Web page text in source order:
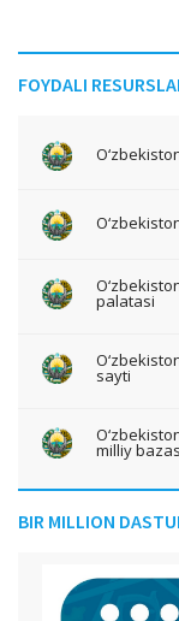
FOYDALI
palatasi
sayti
milliy
BIR MILLION